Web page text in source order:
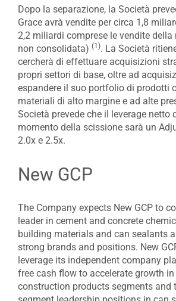
Dopo la separazione, la Società
Grace avrà vendite per circa 1,8
2,2 miliardi comprese le vendite della
non consolidata) (1). La Società
cercherà di effettuare acquisizioni
propri settori di base, oltre ad
espandere il suo portfolio di prodotti
materiali di alto margine e ad alte
Società prevede che il leverage netto
momento della scissione sarà un
2.0x e 2.5x.
New GCP
The Company expects New GCP to
leader in cement and concrete
building materials and can sealants
strong brands and positions. New
leverage its independent company
free cash flow to accelerate growth
construction products segments and